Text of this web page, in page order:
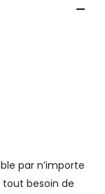
par n’importe
besoin de